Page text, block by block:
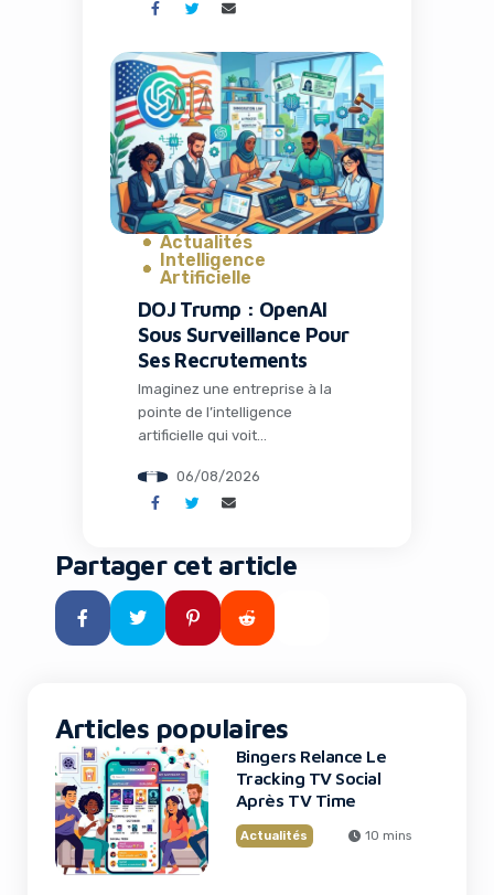
loin de tout cloud dans des
où des espèces éteintes depuis
des millénaires pourraient
fouler à nouveau notre planète
grâce à la biologie de synthèse.
Ce n’est plus de la science-
fiction : c’est le […]
Actualités
Intelligence
Artificielle
DOJ Trump : OpenAI
Sous Surveillance Pour
Ses Recrutements
Imaginez une entreprise à la
pointe de l’intelligence
artificielle qui voit
recrutement scrutées au plus
haut niveau par le
OpenAI en ce mois d’août 2026.
Le Department of Justice (DOJ)
sous l’administration Trump a
annoncé une surveillance de
06/08/2026
Partager cet article
Articles populaires
Bingers Relance Le
Tracking TV Social
Après TV Time
Actualités 10 mins